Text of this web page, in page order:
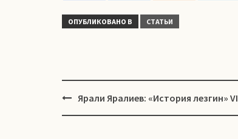
ОПУБЛИКОВАНО В СТАТЬИ
Навигация
Ярали Яралиев: «История лезгин» VI